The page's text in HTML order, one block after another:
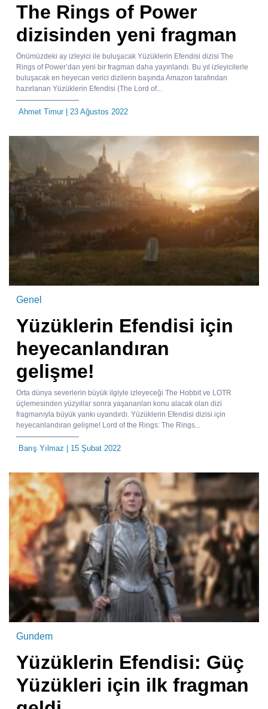
The Rings of Power
dizisinden yeni fragman
Önümüzdeki ay izleyici ile buluşacak Yüzüklerin Efendisi dizisi The
Rings of Power’dan yeni bir fragman daha yayınlandı. Bu yıl izleyicilerle
buluşacak en heyecan verici dizilerin başında Amazon tarafından
hazırlanan Yüzüklerin Efendisi (The Lord of...
Ahmet Timur| 23 Ağustos 2022
Genel
Yüzüklerin Efendisi için
heyecanlandıran
gelişme!
Orta dünya severlerin büyük ilgiyle izleyeceği The Hobbit ve LOTR
üçlemesinden yüzyıllar sonra yaşananları konu alacak olan dizi
fragmanıyla büyük yankı uyandırdı. Yüzüklerin Efendisi dizisi için
heyecanlandıran gelişme! Lord of the Rings: The Rings...
Barış Yılmaz | 15 Şubat 2022
Gundem
Yüzüklerin Efendisi: Güç
Yüzükleri için ilk fragman